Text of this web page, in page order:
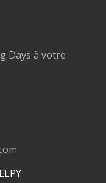
Days à votre